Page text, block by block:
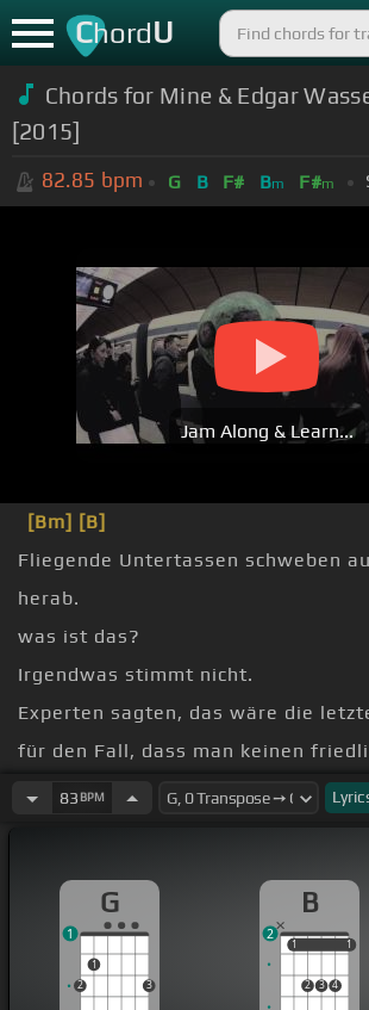
ChordU
Chords for Mine & Edgar
[2015]
82.85 bpm G B F# Bm F#m
Jam Along & Learn...
[Bm] [B]
Fliegende Untertassen schweben
herab.
was ist das?
Irgendwas stimmt nicht.
Experten sagten, das wäre die
für den Fall, dass man keinen
der dritten Explosion war dann
der Schlacht.
83 BPM
G
2
1
3
1
B
1
2 3 4
1
1 1
2